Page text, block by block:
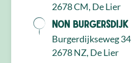
2678 CM, De Lier
NON Burgersdijk
Burgerdijkseweg 34
2678 NZ, De Lier